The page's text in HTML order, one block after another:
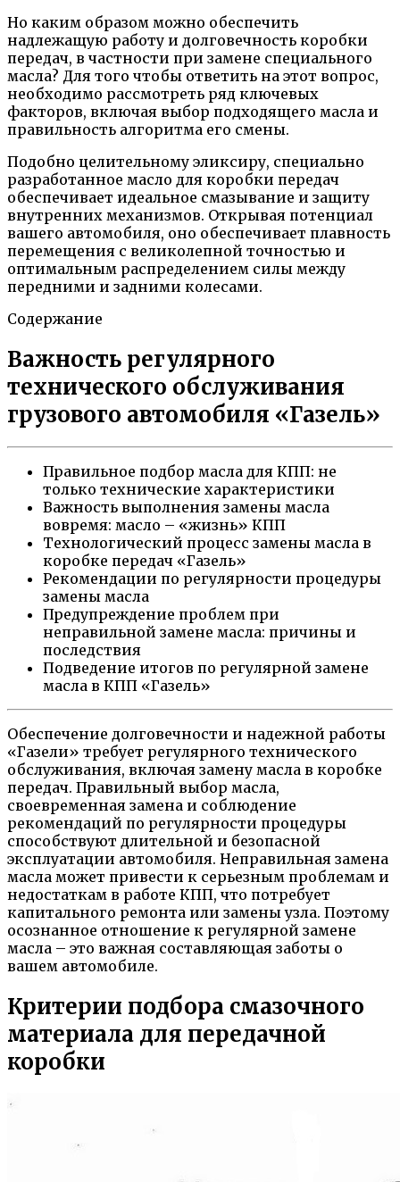
Но каким образом можно обеспечить
надлежащую работу и долговечность коробки
передач, в частности при замене специального
масла? Для того чтобы ответить на этот вопрос,
необходимо рассмотреть ряд ключевых
факторов, включая выбор подходящего масла и
правильность алгоритма его смены.
Подобно целительному эликсиру, специально
разработанное масло для коробки передач
обеспечивает идеальное смазывание и защиту
внутренних механизмов. Открывая потенциал
вашего автомобиля, оно обеспечивает плавность
перемещения с великолепной точностью и
оптимальным распределением силы между
передними и задними колесами.
Содержание
Важность регулярного
технического обслуживания
грузового автомобиля «Газель»
Правильное подбор масла для КПП: не
только технические характеристики
Важность выполнения замены масла
вовремя: масло – «жизнь» КПП
Технологический процесс замены масла в
коробке передач «Газель»
Рекомендации по регулярности процедуры
замены масла
Предупреждение проблем при
неправильной замене масла: причины и
последствия
Подведение итогов по регулярной замене
масла в КПП «Газель»
Обеспечение долговечности и надежной работы
«Газели» требует регулярного технического
обслуживания, включая замену масла в коробке
передач. Правильный выбор масла,
своевременная замена и соблюдение
рекомендаций по регулярности процедуры
способствуют длительной и безопасной
эксплуатации автомобиля. Неправильная замена
масла может привести к серьезным проблемам и
недостаткам в работе КПП, что потребует
капитального ремонта или замены узла. Поэтому
осознанное отношение к регулярной замене
масла – это важная составляющая заботы о
вашем автомобиле.
Критерии подбора смазочного
материала для передачной
коробки